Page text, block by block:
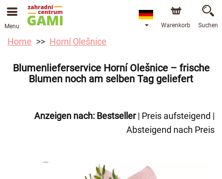
Menu Warenkorb Suchen
Home Horní Olešnice
Blumenlieferservice Horní Olešnice – frische
Blumen noch am selben Tag geliefert
Anzeigen nach: Bestseller| Preis aufsteigend |
Absteigend nach Preis